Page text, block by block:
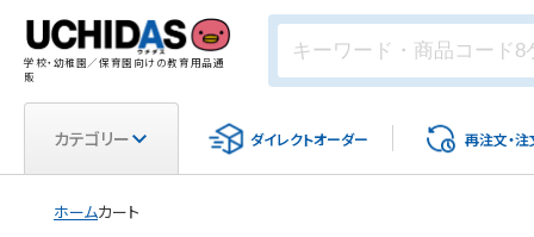
学校・幼稚園／保育園向けの教育用品通
販
カテゴリー ダイレクトオーダー 再注文・注
ホームカート